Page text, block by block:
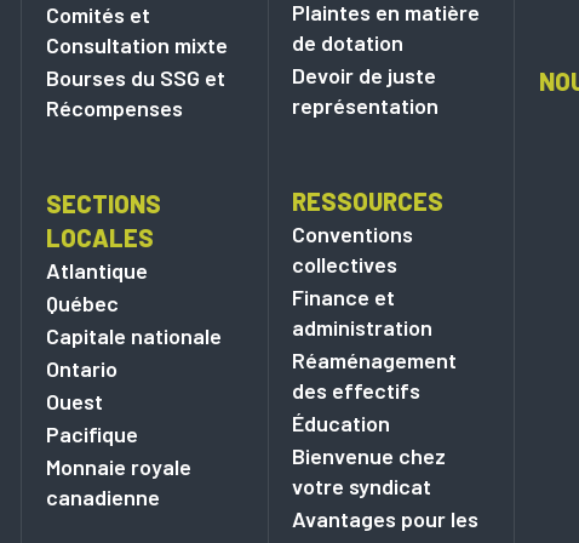
Comités et
Consultation mixte
Bourses du SSG et
Récompenses
SECTIONS
LOCALES
Atlantique
Québec
Capitale nationale
Ontario
Ouest
Pacifique
Monnaie royale
canadienne
Plaintes en matière
de dotation
Devoir de juste
représentation
RESSOURCES
Conventions
collectives
Finance et
administration
Réaménagement
des effectifs
Éducation
Bienvenue chez
votre syndicat
Avantages pour les